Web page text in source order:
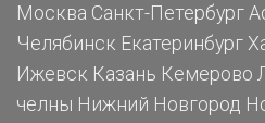
Москва Санкт-Петербург
Челябинск Екатеринбург
Ижевск Казань Кемерово
челны Нижний Новгород